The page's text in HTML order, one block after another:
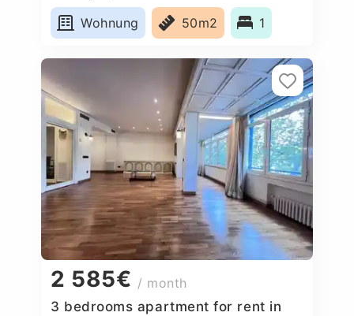
Wohnung
50m2 1
2 585€ / month
3 bedrooms apartment for rent in